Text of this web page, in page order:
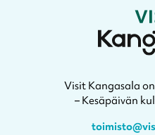
Visit Kangasala
– Kesäpäivän